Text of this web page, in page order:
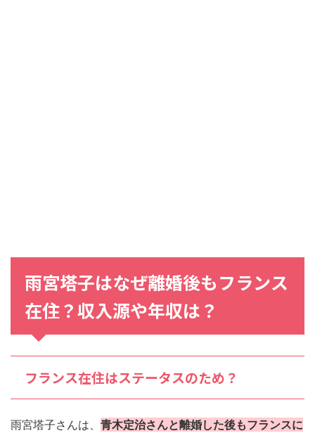
雨宮塔子はなぜ離婚後もフランス
在住？収入源や年収は？
フランス在住はステータスのため？
雨宮塔子さんは、 青木定治さんと離婚した後もフランスに